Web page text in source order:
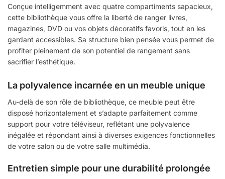
Conçue intelligemment avec quatre compartiments sapacieux,
cette bibliothèque vous offre la liberté de ranger livres,
magazines, DVD ou vos objets décoratifs favoris, tout en les
gardant accessibles. Sa structure bien pensée vous permet de
profiter pleinement de son potentiel de rangement sans
sacrifier l’esthétique.
La polyvalence incarnée en un meuble unique
Au-delà de son rôle de bibliothèque, ce meuble peut être
disposé horizontalement et s’adapte parfaitement comme
support pour votre téléviseur, reflétant une polyvalence
inégalée et répondant ainsi à diverses exigences fonctionnelles
de votre salon ou de votre salle multimédia.
Entretien simple pour une durabilité prolongée